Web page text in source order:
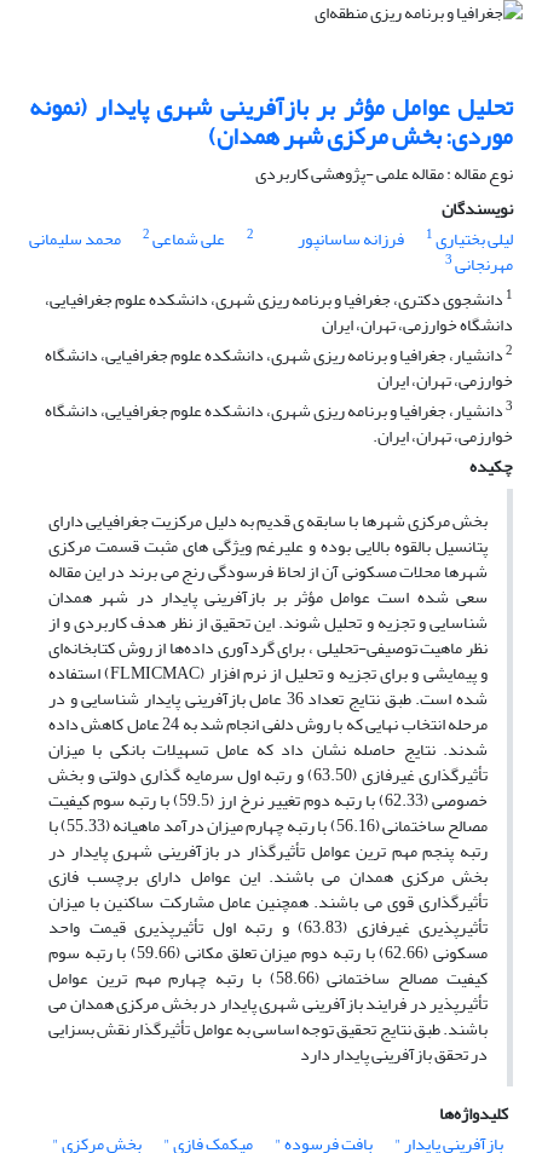
تحلیل عوامل مؤثر بر بازآفرینی شهری پایدار (نمونه
موردی: بخش مرکزی شهر همدان)
نوع مقاله : مقاله علمی -پژوهشی کاربردی
نویسندگان
لیلی بختیاری1 فرزانه ساسانپور 2 علی شماعی2 محمد سلیمانی
مهرنجانی3
1 دانشجوی دکتری، جغرافیا و برنامه ریزی شهری، دانشکده علوم جغرافیایی،
دانشگاه خوارزمی، تهران، ایران
2دانشیار، جغرافیا و برنامه ریزی شهری، دانشکده علوم جغرافیایی، دانشگاه
خوارزمی، تهران، ایران
3دانشیار، جغرافیا و برنامه ریزی شهری، دانشکده علوم جغرافیایی، دانشگاه
خوارزمی، تهران، ایران.
چکیده
بخش مرکزی شهرها با سابقه ی قدیم به دلیل مرکزیت جغرافیایی دارای
پتانسیل بالقوه بالایی بوده و علیرغم ویژگی های مثبت قسمت مرکزی
شهرها محلات مسکونی آن از لحاظ فرسودگی رنج می برند در این مقاله
سعی شده است عوامل مؤثر بر بازآفرینی پایدار در شهر همدان
شناسایی و تجزیه و تحلیل شوند. این تحقیق از نظر هدف کاربردی و از
نظر ماهیت توصیفی-تحلیلی ، برای گردآوری داده‌ها از روش کتابخانه‌ای
و پیمایشی و برای تجزیه و تحلیل از نرم افزار (FLMICMAC) استفاده
شده است. طبق نتایج تعداد 36 عامل بازآفرینی پایدار شناسایی و در
مرحله انتخاب نهایی که با روش دلفی انجام شد به 24 عامل کاهش داده
شدند. نتایج حاصله نشان داد که عامل تسهیلات بانکی با میزان
تأثیرگذاری غیرفازی (63.50) و رتبه اول سرمایه گذاری دولتی و بخش
خصوصی (62.33) با رتبه دوم تغییر نرخ ارز (59.5) با رتبه سوم کیفیت
مصالح ساختمانی (56.16) با رتبه چهارم میزان درآمد ماهیانه (55.33) با
رتبه پنجم مهم ترین عوامل تأثیرگذار در بازآفرینی شهری پایدار در
بخش مرکزی همدان می باشند. این عوامل دارای برچسب فازی
تأثیرگذاری قوی می باشند. همچنین عامل مشارکت ساکنین با میزان
تأثیرپذیری غیرفازی (63.83) و رتبه اول تأثیرپذیری قیمت واحد
مسکونی (62.66) با رتبه دوم میزان تعلق مکانی (59.66) با رتبه سوم
کیفیت مصالح ساختمانی (58.66) با رتبه چهارم مهم ترین عوامل
تأثیرپذیر در فرایند بازآفرینی شهری پایدار در بخش مرکزی همدان می
باشند. طبق نتایج تحقیق توجه اساسی به عوامل تأثیرگذار نقش بسزایی
در تحقق بازآفرینی پایدار دارد
کلیدواژه‌ها
بازآفرینی پایدار "
بافت فرسوده " میکمک فازی " بخش مرکزی "